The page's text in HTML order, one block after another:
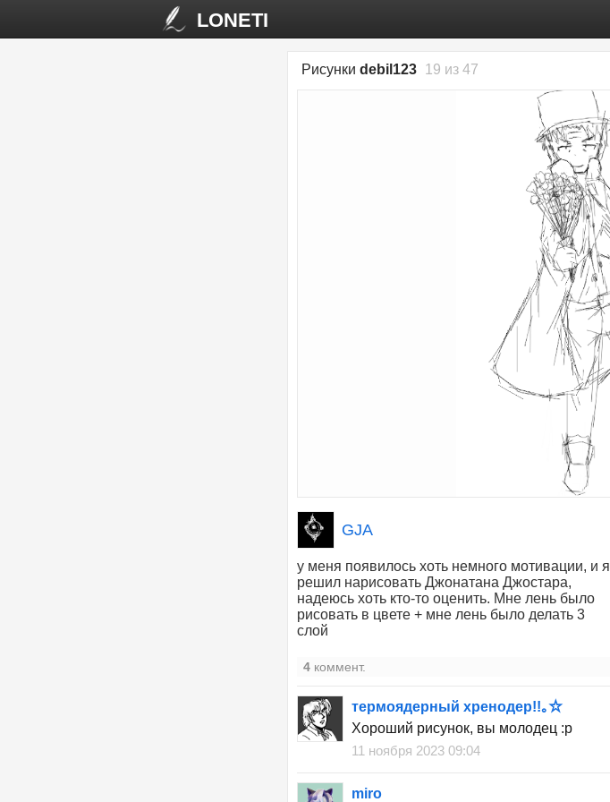
LONETI
Рисунки debil123 19 из 47
GJA
у меня появилось хоть немного мотивации, и я
решил нарисовать Джонатана Джостара,
надеюсь хоть кто-то оценить. Мне лень было
рисовать в цвете + мне лень было делать 3
слой
4 коммент.
термоядерный хренодер!!｡☆
Хороший рисунок, вы молодец :p
11 ноября 2023 09:04
miro